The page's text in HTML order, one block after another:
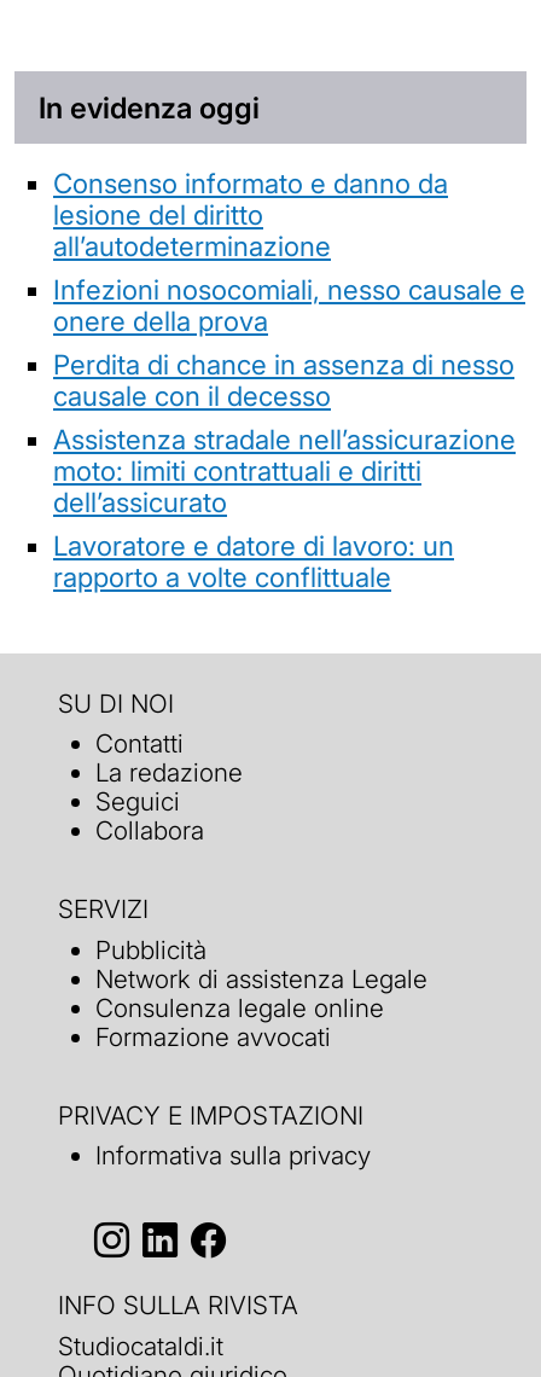
In evidenza oggi
Consenso informato e danno da
lesione del diritto
all’autodeterminazione
Infezioni nosocomiali, nesso causale e
onere della prova
Perdita di chance in assenza di nesso
causale con il decesso
Assistenza stradale nell’assicurazione
moto: limiti contrattuali e diritti
dell’assicurato
Lavoratore e datore di lavoro: un
rapporto a volte conflittuale
SU DI NOI
Contatti
La redazione
Seguici
Collabora
SERVIZI
Pubblicità
Network di assistenza Legale
Consulenza legale online
Formazione avvocati
PRIVACY E IMPOSTAZIONI
Informativa sulla privacy
INFO SULLA RIVISTA
Studiocataldi.it